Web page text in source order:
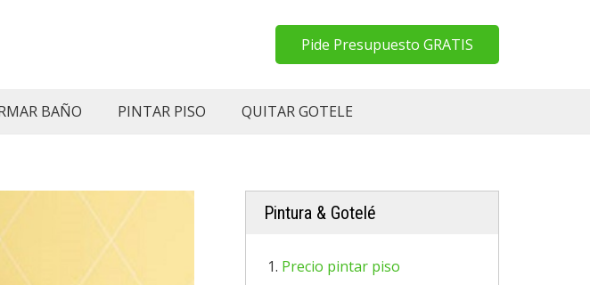
Pide Presupuesto GRATIS
BAÑO PINTAR PISO QUITAR GOTELE
Pintura & Gotelé
Precio pintar piso